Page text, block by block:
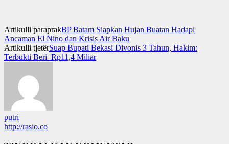
Artikulli paraprakBP Batam Siapkan Hujan Buatan Hadapi
Ancaman El Nino dan Krisis Air Baku
Artikulli tjetërSuap Bupati Bekasi Divonis 3 Tahun, Hakim:
Terbukti Beri Rp11,4 Miliar
putri
http://rasio.co